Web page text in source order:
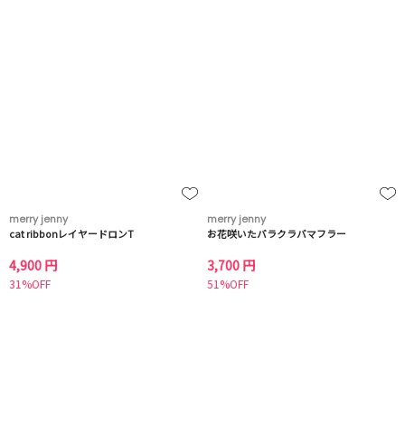
merry jenny
cat ribbonレイヤードロンT
4,900 円
31%OFF
merry jenny
お花咲いたバラクラバマフラー
3,700 円
51%OFF